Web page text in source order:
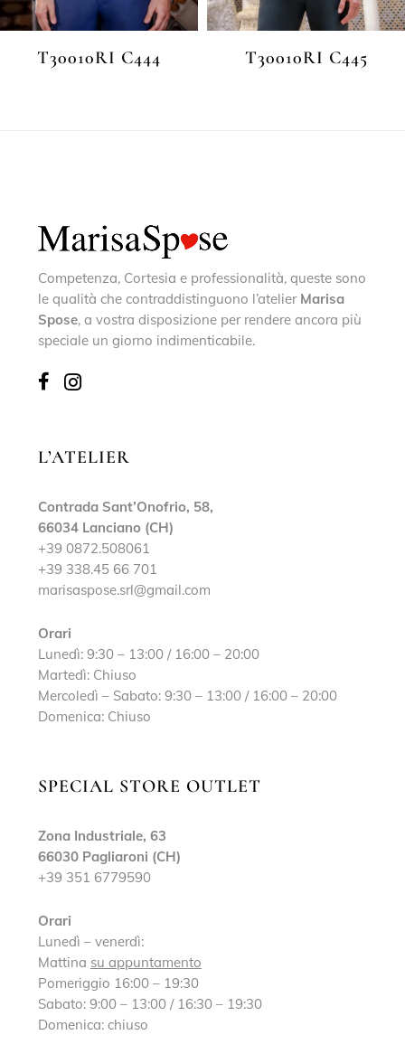
T30010RI C444 T30010RI C445
Competenza, Cortesia e professionalità, queste sono
le qualità che contraddistinguono l’atelier Marisa
Spose, a vostra disposizione per rendere ancora più
speciale un giorno indimenticabile.
L’ATELIER
Contrada Sant’Onofrio, 58,
66034 Lanciano (CH)
+39 0872.508061
+39 338.45 66 701
marisaspose.srl@gmail.com
Orari
Lunedì: 9:30 – 13:00 / 16:00 – 20:00
Martedì: Chiuso
Mercoledì – Sabato: 9:30 – 13:00 / 16:00 – 20:00
Domenica: Chiuso
SPECIAL STORE OUTLET
Zona Industriale, 63
66030 Pagliaroni (CH)
+39 351 6779590
Orari
Lunedì – venerdì:
Mattina su appuntamento
Pomeriggio 16:00 – 19:30
Sabato: 9:00 – 13:00 / 16:30 – 19:30
Domenica: chiuso